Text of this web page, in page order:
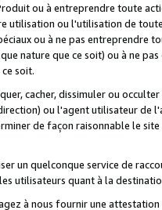
ou à entreprendre toute
utilisation ou l'utilisation de
ou à ne pas entreprendre
nature que ce soit) ou à ne
soit.
cacher, dissimuler ou
ou l'agent utilisateur
de façon raisonnable le
un quelconque service de
utilisateurs quant à la
à nous fournir une